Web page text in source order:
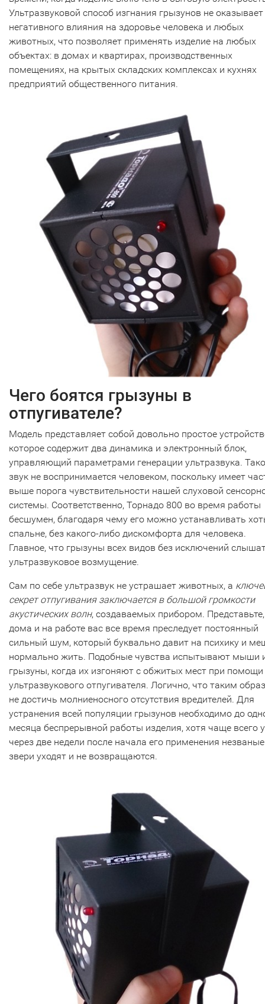
Ультразвуковой способ изгнания грызунов не оказывает
негативного влияния на здоровье человека и любых
животных, что позволяет применять изделие на любых
объектах: в домах и квартирах, производственных
помещениях, на крытых складских комплексах и кухнях
предприятий общественного питания.
Чего боятся грызуны в
отпугивателе?
Модель представляет собой довольно простое
которое содержит два динамика и электронный блок,
управляющий параметрами генерации ультразвука.
звук не воспринимается человеком, поскольку имеет
выше порога чувствительности нашей слуховой
системы. Соответственно, Торнадо 800 во время работы
бесшумен, благодаря чему его можно устанавливать
спальне, без какого-либо дискомфорта для человека.
Главное, что грызуны всех видов без исключений
ультразвуковое возмущение.
Сам по себе ультразвук не устрашает животных, а
секрет отпугивания заключается в большой громкости
акустических волн, создаваемых прибором.
дома и на работе вас все время преследует постоянный
сильный шум, который буквально давит на психику и
нормально жить. Подобные чувства испытывают мыши
грызуны, когда их изгоняют с обжитых мест при помощи
ультразвукового отпугивателя. Логично, что таким
не достичь молниеносного отсутствия вредителей. Для
устранения всей популяции грызунов необходимо до
месяца беспрерывной работы изделия, хотя чаще всего
через две недели после начала его применения незваные
звери уходят и не возвращаются.